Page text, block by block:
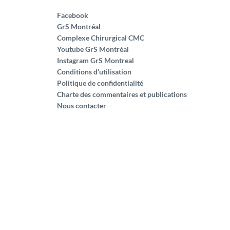
Facebook
GrS Montréal
Complexe Chirurgical CMC
Youtube GrS Montréal
Instagram GrS Montreal
Conditions d’utilisation
Politique de confidentialité
Charte des commentaires et publications
Nous contacter